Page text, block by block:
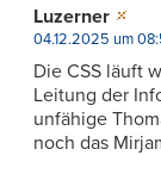
Luzerner
04.12.2025 um
Die CSS läuft
Leitung der
unfähige
noch das